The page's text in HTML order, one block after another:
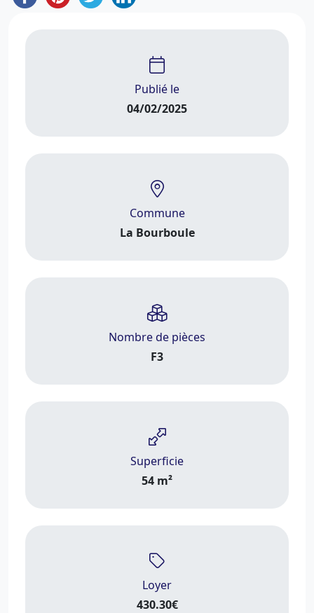
Publié le
04/02/2025
Commune
La Bourboule
Nombre de pièces
F3
Superficie
54 m²
Loyer
430.30€